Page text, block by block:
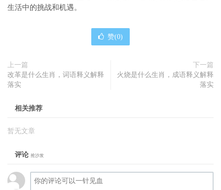
生活中的挑战和机遇。
赞(0)
上一篇
改革是什么生肖，词语释义解释
落实
下一篇
火烧是什么生肖，成语释义解释
落实
相关推荐
暂无文章
评论 抢沙发